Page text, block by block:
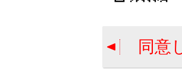
サイト利用について
同意